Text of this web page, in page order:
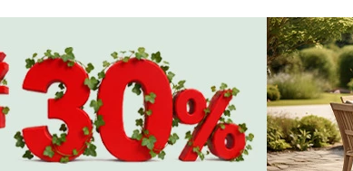
Obrazy
Hodiny
Vázy
Zobrazit vše
Rohové sedací
Sedací soupravy 3-
Sedací soupravy na